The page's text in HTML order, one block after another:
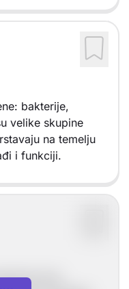
bakterije,
velike skupine
na temelju
i funkciji.
koji